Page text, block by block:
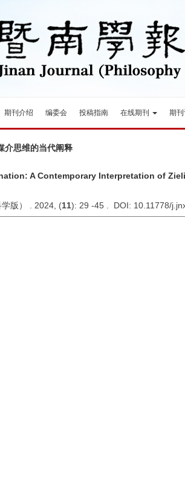
期刊介绍 编委会 投稿指南 在线期刊 期
介思维的当代阐释
A Contemporary Interpretation of
版） . 2024, (11): 29 -45 . DOI: 10.11778/